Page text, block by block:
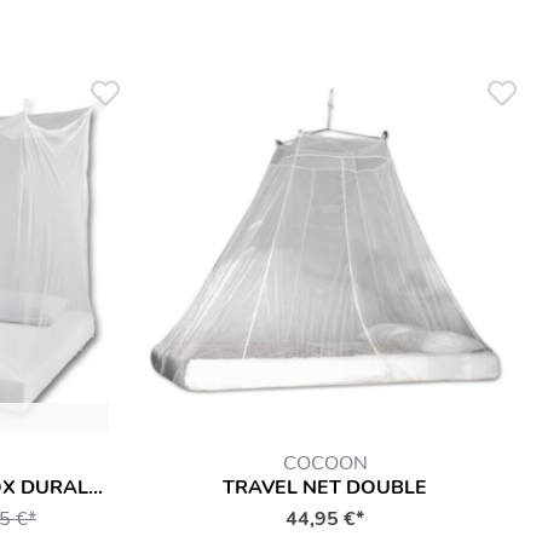
MOSQUITO NET COMBI BOX DURALLIN®
€*
COCOON
TRAVEL NET DOUBLE
44,95 €*